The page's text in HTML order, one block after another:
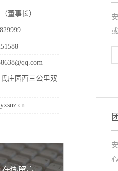
董事长）
庄园西三公里双